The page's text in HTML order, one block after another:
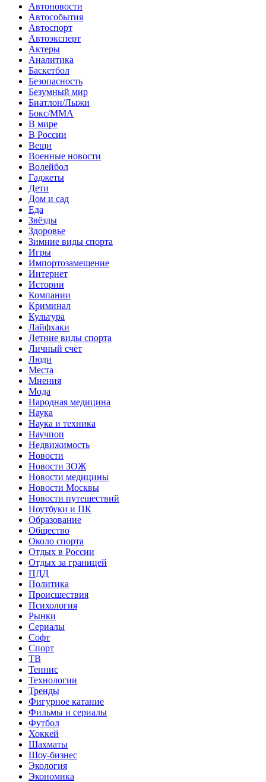
Автоновости
Автособытия
Автоспорт
Автоэксперт
Актеры
Аналитика
Баскетбол
Безопасность
Безумный мир
Биатлон/Лыжи
Бокс/MMA
В мире
В России
Вещи
Военные новости
Волейбол
Гаджеты
Дети
Дом и сад
Еда
Звёзды
Здоровье
Зимние виды спорта
Игры
Импортозамещение
Интернет
Истории
Компании
Криминал
Культура
Лайфхаки
Летние виды спорта
Личный счет
Люди
Места
Мнения
Мода
Народная медицина
Наука
Наука и техника
Научпоп
Недвижимость
Новости
Новости ЗОЖ
Новости медицины
Новости Москвы
Новости путешествий
Ноутбуки и ПК
Образование
Общество
Около спорта
Отдых в России
Отдых за границей
ПДД
Политика
Происшествия
Психология
Рынки
Сериалы
Софт
Спорт
ТВ
Теннис
Технологии
Тренды
Фигурное катание
Фильмы и сериалы
Футбол
Хоккей
Шахматы
Шоу-бизнес
Экология
Экономика